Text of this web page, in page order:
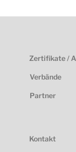
Zertifikate /
Verbände
Partner
Kontakt